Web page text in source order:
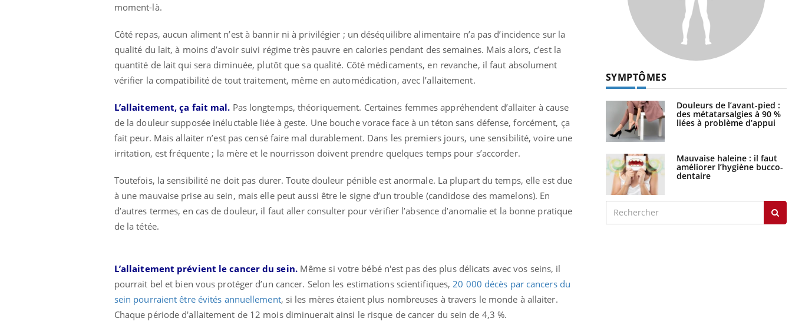
moment-là.
Côté repas, aucun aliment n’est à bannir ni à privilégier ; un déséquilibre alimentaire n’a pas d’incidence sur la
qualité du lait, à moins d’avoir suivi régime très pauvre en calories pendant des semaines. Mais alors, c’est la
quantité de lait qui sera diminuée, plutôt que sa qualité. Côté médicaments, en revanche, il faut absolument
vérifier la compatibilité de tout traitement, même en automédication, avec l’allaitement.
L’allaitement, ça fait mal. Pas longtemps, théoriquement. Certaines femmes appréhendent d’allaiter à cause
de la douleur supposée inéluctable liée à geste. Une bouche vorace face à un téton sans défense, forcément, ça
fait peur. Mais allaiter n’est pas censé faire mal durablement. Dans les premiers jours, une sensibilité, voire une
irritation, est fréquente ; la mère et le nourrisson doivent prendre quelques temps pour s’accorder.
Toutefois, la sensibilité ne doit pas durer. Toute douleur pénible est anormale. La plupart du temps, elle est due
à une mauvaise prise au sein, mais elle peut aussi être le signe d’un trouble (candidose des mamelons). En
d’autres termes, en cas de douleur, il faut aller consulter pour vérifier l’absence d’anomalie et la bonne pratique
de la tétée.
L’allaitement prévient le cancer du sein. Même si votre bébé n'est pas des plus délicats avec vos seins, il
pourrait bel et bien vous protéger d’un cancer. Selon les estimations scientifiques, 20 000 décès par cancers du
sein pourraient être évités annuellement, si les mères étaient plus nombreuses à travers le monde à allaiter.
Chaque période d'allaitement de 12 mois diminuerait ainsi le risque de cancer du sein de 4,3 %.
SYMPTÔMES
Douleurs de l’avant-pied :
des métatarsalgies à 90 %
liées à problème d’appui
Mauvaise haleine : il faut
améliorer l’hygiène bucco-
dentaire